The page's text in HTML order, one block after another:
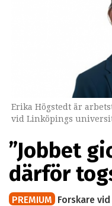
Erika Högstedt är
vid Linköpings
”Jobbet
därför
PREMIUM Forskare